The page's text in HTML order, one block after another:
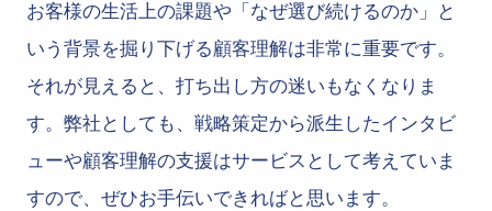
お客様の生活上の課題や「なぜ選び続けるのか」と
いう背景を掘り下げる顧客理解は非常に重要です。
それが見えると、打ち出し方の迷いもなくなりま
す。弊社としても、戦略策定から派生したインタビ
ューや顧客理解の支援はサービスとして考えていま
すので、ぜひお手伝いできればと思います。